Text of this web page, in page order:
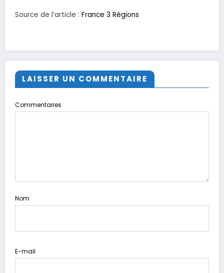
Source de l’article : France 3 Régions
LAISSER UN COMMENTAIRE
Commentaires
Nom
E-mail